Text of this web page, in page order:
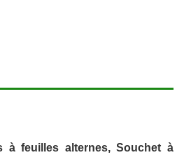
à feuilles alternes, Souchet à